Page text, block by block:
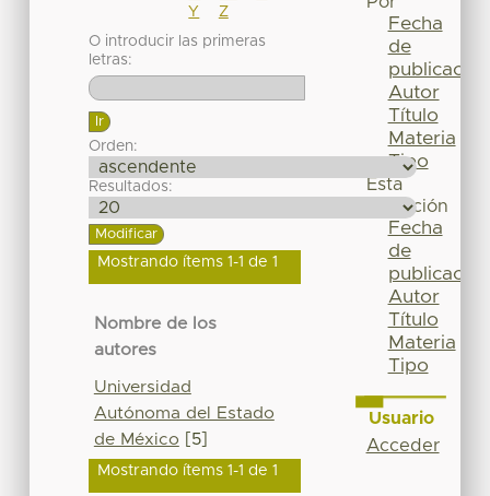
Y
Z
O introducir las primeras
letras:
Orden:
Resultados:
Mostrando ítems 1-1 de 1
Nombre de los
autores
Universidad
Autónoma del Estado
de México [5]
Mostrando ítems 1-1 de 1
Fecha
de
publicación
Autor
Título
Materia
Tipo
Esta
colección
Fecha
de
publicación
Autor
Título
Materia
Tipo
Usuario
Acceder